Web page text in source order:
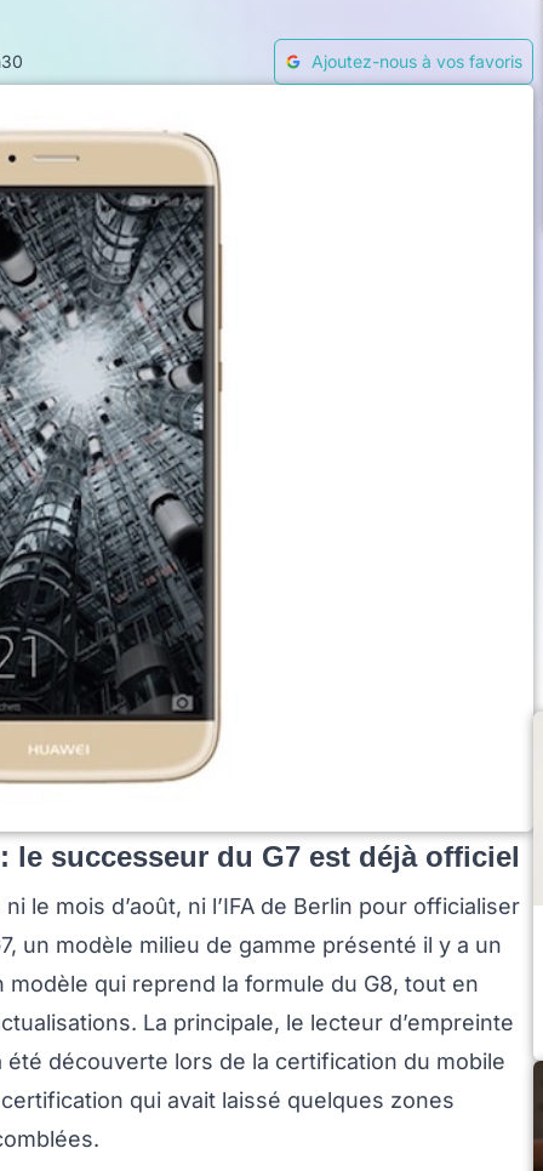
Ajoutez-nous à vos favoris
le successeur du G7 est déjà officiel
le mois d’août, ni l’IFA de Berlin pour officialiser
un modèle milieu de gamme présenté il y a un
modèle qui reprend la formule du G8, tout en
La principale, le lecteur d’empreinte
été découverte lors de la certification du mobile
qui avait laissé quelques zones